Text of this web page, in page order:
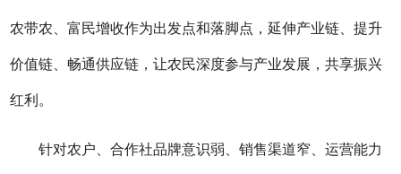
农带农、富民增收作为出发点和落脚点，延伸产业链、提升
价值链、畅通供应链，让农民深度参与产业发展，共享振兴
红利。
针对农户、合作社品牌意识弱、销售渠道窄、运营能力